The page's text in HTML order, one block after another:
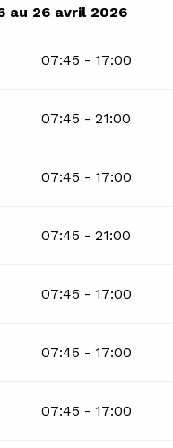
au 26 avril 2026
au 26 avril 2026
07:45 - 17:00
07:45 - 21:00
07:45 - 17:00
07:45 - 21:00
07:45 - 17:00
07:45 - 17:00
07:45 - 17:00